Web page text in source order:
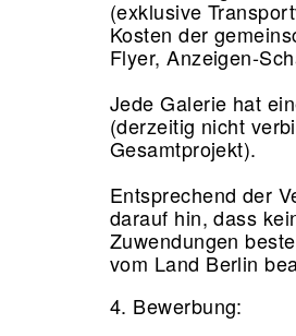
(exklusive
Kosten der
Flyer, Anzeigen-
Jede Galerie hat
(derzeitig nicht
Gesamtprojekt).
Entsprechend der
darauf hin, dass
Zuwendungen
vom Land Berlin
4. Bewerbung: